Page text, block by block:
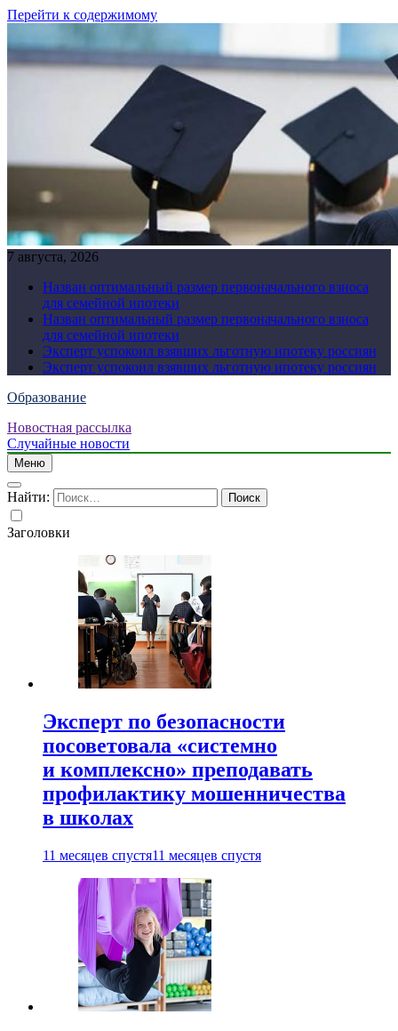
Перейти к содержимому
7 августа, 2026
Назван оптимальный размер первоначального взноса
для семейной ипотеки
Назван оптимальный размер первоначального взноса
для семейной ипотеки
Эксперт успокоил взявших льготную ипотеку россиян
Эксперт успокоил взявших льготную ипотеку россиян
Образование
Новостная рассылка
Случайные новости
Меню
Найти:
Заголовки
Эксперт по безопасности
посоветовала «системно
и комплексно» преподавать
профилактику мошенничества
в школах
11 месяцев спустя11 месяцев спустя